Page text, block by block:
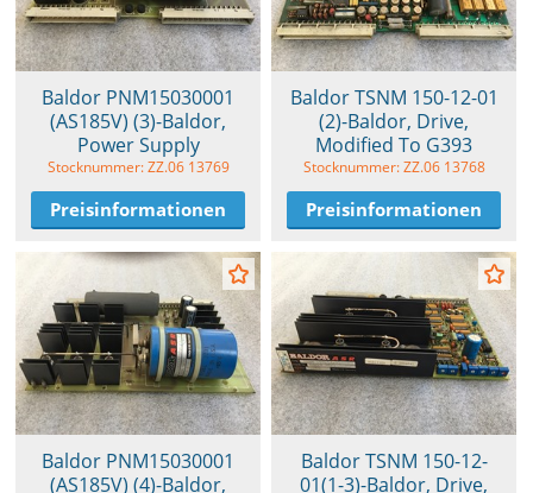
Baldor PNM15030001
(AS185V) (3)-Baldor,
Power Supply
Stocknummer: ZZ.06 13769
Preisinformationen
Baldor TSNM 150-12-01
(2)-Baldor, Drive,
Modified To G393
Stocknummer: ZZ.06 13768
Preisinformationen
Baldor PNM15030001
(AS185V) (4)-Baldor,
Baldor TSNM 150-12-
01(1-3)-Baldor, Drive,